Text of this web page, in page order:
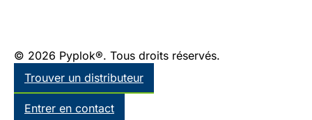
© 2026 Pyplok®. Tous droits réservés.
Trouver un distributeur
Entrer en contact